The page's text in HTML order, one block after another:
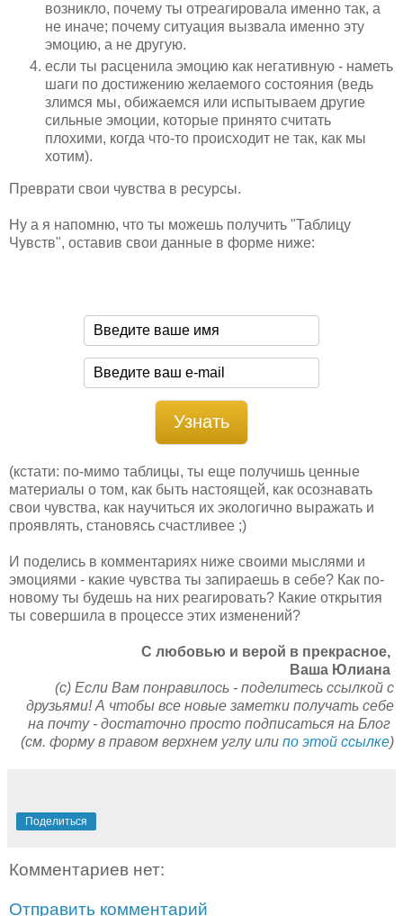
возникло, почему ты отреагировала именно так, а
не иначе; почему ситуация вызвала именно эту
эмоцию, а не другую.
если ты расценила эмоцию как негативную - наметь
шаги по достижению желаемого состояния (ведь
злимся мы, обижаемся или испытываем другие
сильные эмоции, которые принято считать
плохими, когда что-то происходит не так, как мы
хотим).
Преврати свои чувства в ресурсы.
Ну а я напомню, что ты можешь получить "Таблицу
Чувств", оставив свои данные в форме ниже:
(кстати: по-мимо таблицы, ты еще получишь ценные
материалы о том, как быть настоящей, как осознавать
свои чувства, как научиться их экологично выражать и
проявлять, становясь счастливее ;)
И поделись в комментариях ниже своими мыслями и
эмоциями - какие чувства ты запираешь в себе? Как по-
новому ты будешь на них реагировать? Какие открытия
ты совершила в процессе этих изменений?
C любовью и верой в прекрасное,
Ваша Юлиана
(с) Если Вам понравилось - поделитесь ссылкой с
друзьями! А чтобы все новые заметки получать себе
на почту - достаточно просто подписаться на Блог
(см. форму в правом верхнем углу или по этой ссылке)
Поделиться
Комментариев нет:
Отправить комментарий